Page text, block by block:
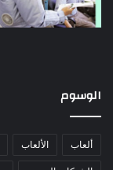
الوسوم
ألعاب الألعاب